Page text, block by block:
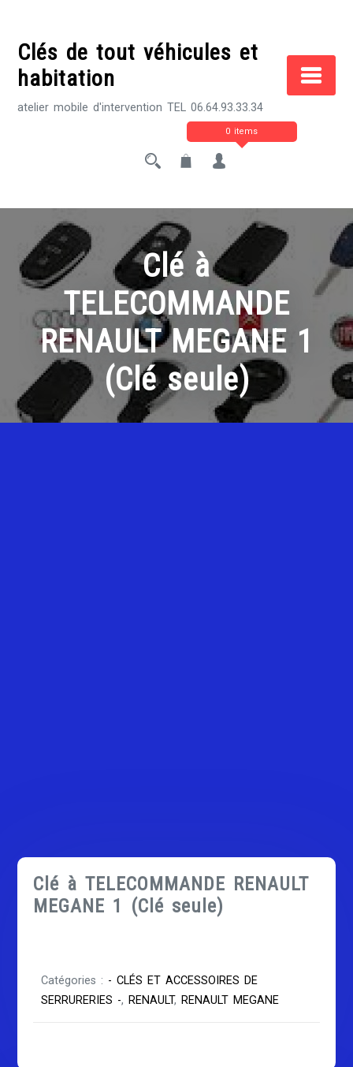
contentClés de tout véhicules et
habitation
atelier mobile d'intervention TEL 06.64.93.33.34
0 items
Clé à
TELECOMMANDE
RENAULT MEGANE 1
(Clé seule)
Clé à TELECOMMANDE RENAULT
MEGANE 1 (Clé seule)
Catégories : - CLÉS ET ACCESSOIRES DE
SERRURERIES -, RENAULT, RENAULT MEGANE